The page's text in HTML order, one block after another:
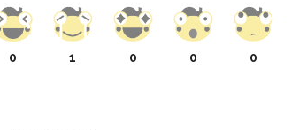
0 1 0 0 0